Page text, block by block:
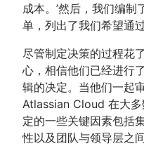
成本。’然后，我们编
单，列出了我们希望通
尽管制定决策的过程花
心，相信他们已经进行
辑的决定。当他们一起
Atlassian Cloud 在大
定的一些关键因素包括
性以及团队与领导层之